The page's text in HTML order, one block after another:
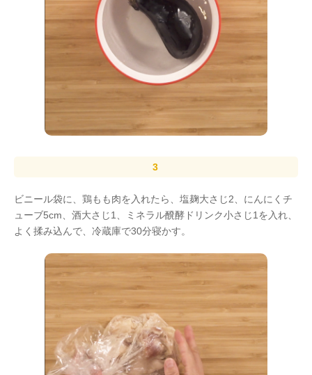
ビニール袋に、鶏もも肉を入れたら、塩麹大さじ2、にんにくチ
ューブ5cm、酒大さじ1、ミネラル醗酵ドリンク小さじ1を入れ、
よく揉み込んで、冷蔵庫で30分寝かす。